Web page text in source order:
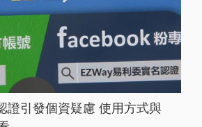
證引發個資疑慮 使用方式與